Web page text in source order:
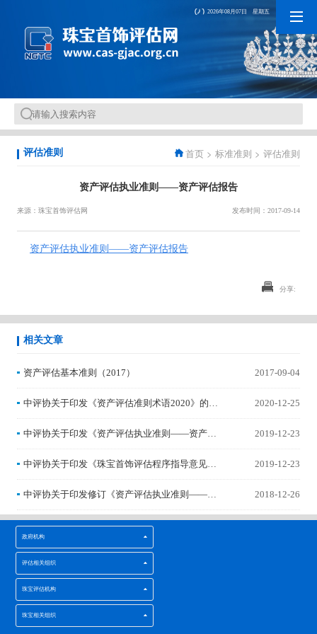
2026年08月07日 星期五
评估准则 首页 > 标准准则 > 评估准则
资产评估执业准则——资产评估报告
来源：珠宝首饰评估网 发布时间：2017-09-14
资产评估执业准则——资产评估报告
分享:
相关文章
资产评估基本准则（2017） 2017-09-04
中评协关于印发《资产评估准则术语2020》的通
2020-12-25
中评协关于印发《资产评估执业准则——资产评
2019-12-23
中评协关于印发《珠宝首饰评估程序指导意见》
2019-12-23
中评协关于印发修订《资产评估执业准则——企
2018-12-26
政府机构
评估相关组织
珠宝评估机构
珠宝相关组织